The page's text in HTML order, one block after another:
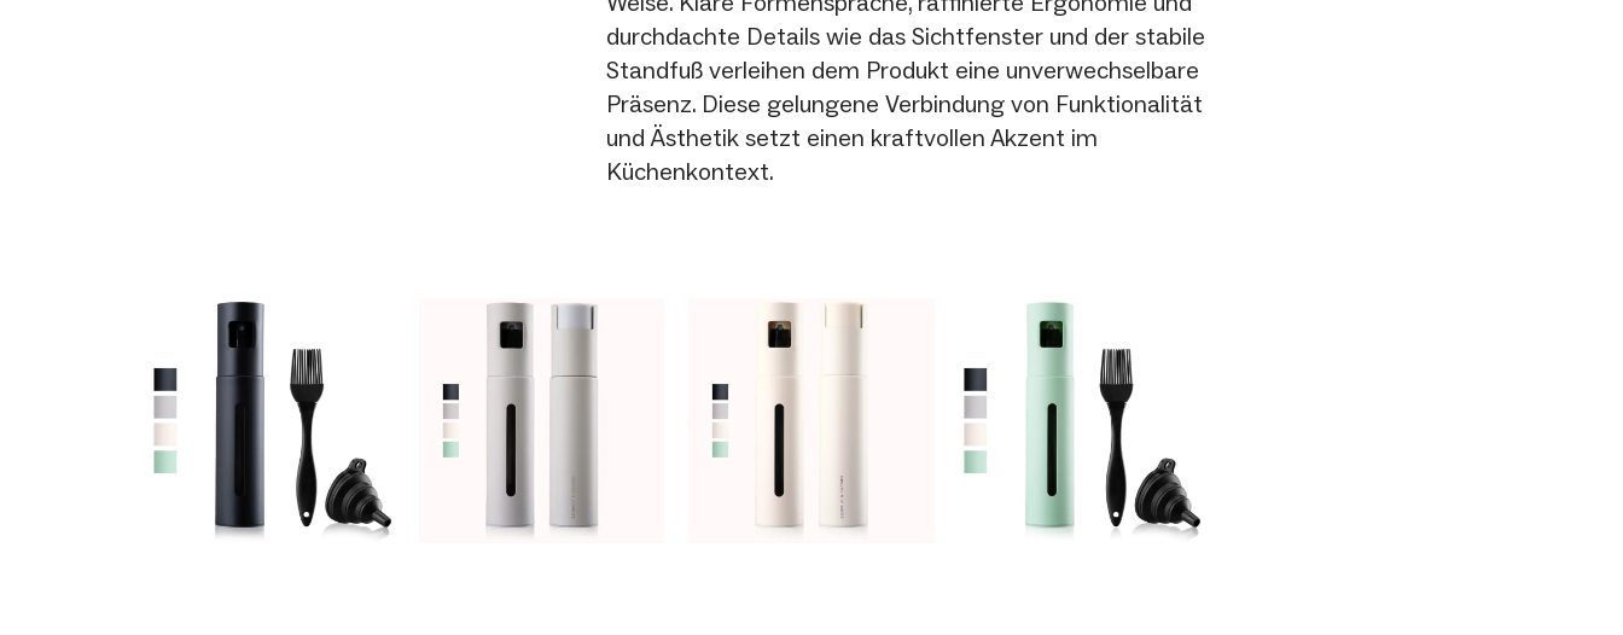
durchdachte Details wie das Sichtfenster und der stabile
Standfuß verleihen dem Produkt eine unverwechselbare
Präsenz. Diese gelungene Verbindung von Funktionalität
und Ästhetik setzt einen kraftvollen Akzent im
Küchenkontext.